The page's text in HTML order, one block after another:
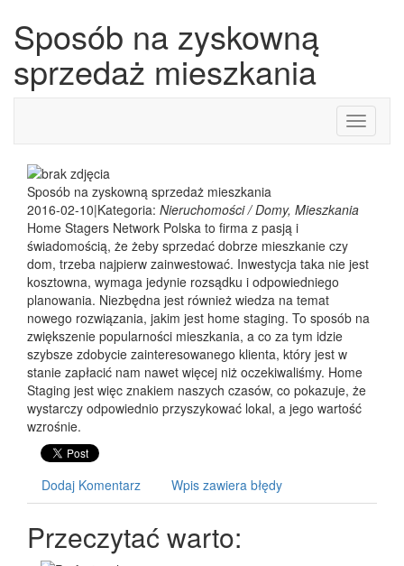
Sposób na zyskowną
sprzedaż mieszkania
Toggle
Sposób na zyskowną sprzedaż mieszkania
2016-02-10|Kategoria: Nieruchomości / Domy, Mieszkania
Home Stagers Network Polska to firma z pasją i
świadomością, że żeby sprzedać dobrze mieszkanie czy
dom, trzeba najpierw zainwestować. Inwestycja taka nie jest
kosztowna, wymaga jedynie rozsądku i odpowiedniego
planowania. Niezbędna jest również wiedza na temat
nowego rozwiązania, jakim jest home staging. To sposób na
zwiększenie popularności mieszkania, a co za tym idzie
szybsze zdobycie zainteresowanego klienta, który jest w
stanie zapłacić nam nawet więcej niż oczekiwaliśmy. Home
Staging jest więc znakiem naszych czasów, co pokazuje, że
wystarczy odpowiednio przyszykować lokal, a jego wartość
wzrośnie.
Dodaj Komentarz Wpis zawiera błędy
Przeczytać warto: